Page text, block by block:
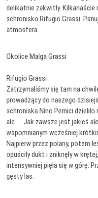
delikatnie zakwitły.
schronisko Rifugio Grassi.
atmosfera.
Okolice Malga Grassi
Rifugio Grassi
Zatrzymaliśmy się tam na
prowadzący do naszego
schroniska Nino Pernici
ale….. Jak zawsze jest jakieś
wspomnianym wcześniej
Najpierw przez polany, potem
opuściły dukt i zniknęły w
intensywniej pięła się w górę.
gęsty las.